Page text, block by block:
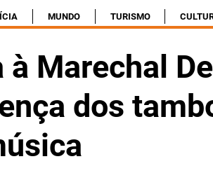
MUNDO TURISMO
à Marechal
dos